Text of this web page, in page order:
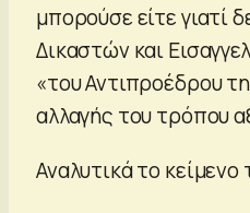
μπορούσε είτε γιατί
Δικαστών και
«του Αντιπροέδρου
αλλαγής του τρόπου
Αναλυτικά το